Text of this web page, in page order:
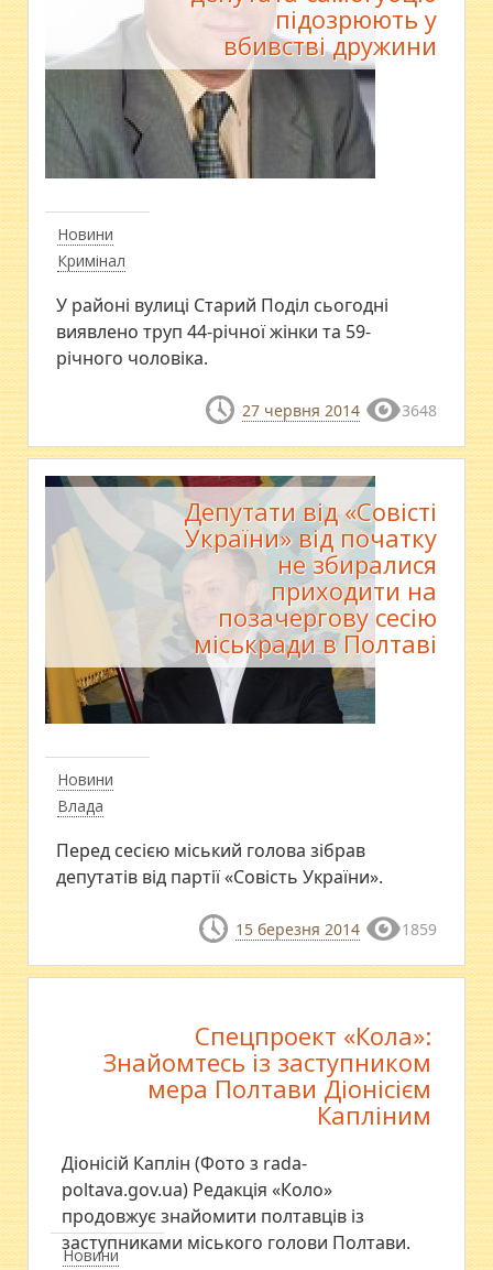
Новини
Кримінал
підозрюють у
вбивстві дружини
У районі вулиці Старий Поділ сьогодні
виявлено труп 44-річної жінки та 59-
річного чоловіка.
27 червня 2014 3648
Новини
Влада
Депутати від «Совісті
України» від початку
не збиралися
приходити на
позачергову сесію
міськради в Полтаві
​Перед сесією міський голова зібрав
депутатів від партії «Совість України».
15 березня 2014 1859
Новини
Спецпроект «Кола»:
Знайомтесь із заступником
мера Полтави Діонісієм
Капліним
Діонісій Каплін (Фото з rada-
poltava.gov.ua) Редакція «Коло»
продовжує знайомити полтавців із
заступниками міського голови Полтави.